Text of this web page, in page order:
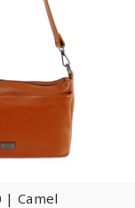
| Camel